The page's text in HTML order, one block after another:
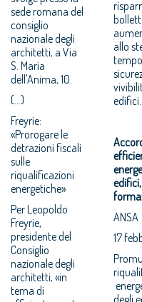
sede romana del
consiglio
nazionale degli
architetti, a Via
S. Maria
dell'Anima, 10.
(...)
Freyrie:
«Prorogare le
detrazioni fiscali
sulle
riqualificazioni
energetiche»
Per Leopoldo
Freyrie,
presidente del
Consiglio
nazionale degli
architetti, «in
tema di
allo
edifici.
edifici,
ANSA
17
degli